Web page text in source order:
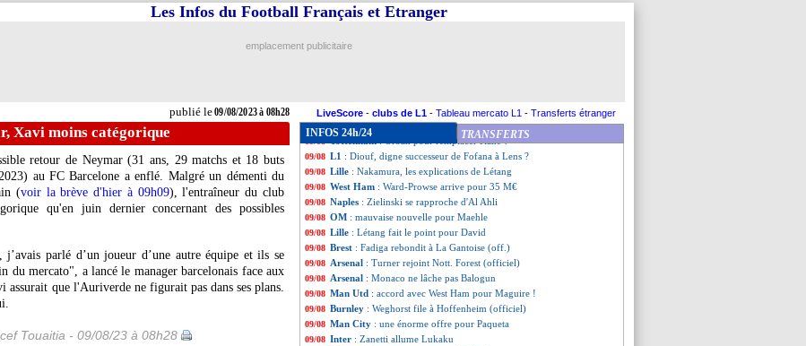
publié le09/08/2023 à 08h28
Les Infos du Football Français et Etranger
emplacement publicitaire
LiveScore - clubs de L1 - Tableau mercato L1 - Transferts étranger
Xavi moins catégorique
retour de Neymar(31 ans, 29 matchs et 18 buts
au FC Barcelone a enflé. Malgré un démenti du
(voir la brève d'hier à 09h09), l'entraîneur du club
qu'en juin dernier concernant des possibles
j’avais parlé d’un joueur d’une autre équipe et ils se
du mercato", a lancé le manager barcelonais face aux
assurait que l'Auriverde ne figurait pas dans ses plans.
Touaitia - 09/08/23 à 08h28
INFOS 24h/24 TRANSFERTS
09/08 Liverpool: Van Dijk rassure pour le mercato
09/08 Fiorentina: Amrabat, au tour de la Juve
09/08 Barça
09/08 Chelsea : Kepa sur les tablettes du Bayern
09/08 Nice: Cahuzac déçu par sa non-venue, mais...
: Orban pour remplacer Kane ?
09/08 L1 : Diouf, digne successeur de Fofana à Lens ?
09/08 Lille : Nakamura, les explications de Létang
09/08 West Ham : Ward-Prowse arrive pour 35 M€
09/08 Naples : Zielinski se rapproche d'Al Ahli
09/08 OM : mauvaise nouvelle pour Maehle
09/08 Lille : Létang fait le point pour David
09/08 Brest : Fadiga rebondit à La Gantoise (off.)
09/08 Arsenal : Turner rejoint Nott. Forest (officiel)
09/08 Arsenal : Monaco ne lâche pas Balogun
09/08 Man Utd : accord avec West Ham pour Maguire !
09/08 Burnley : Weghorst file à Hoffenheim (officiel)
09/08 Man City : une énorme offre pour Paqueta
09/08 Inter : Zanetti allume Lukaku